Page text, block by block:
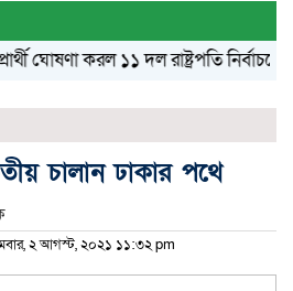
ঘোষণা করল ১১ দলরাষ্ট্রপতি নির্বাচনে
চালান ঢাকার পথে
২ আগস্ট, ২০২১ ১১:৩২ pm